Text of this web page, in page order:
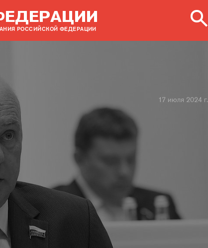
РОССИЙСКОЙ ФЕДЕРАЦИИ
17 июля 2024 г.